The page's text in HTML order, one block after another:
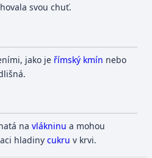
svou chuť.
jako je římský kmín nebo
navlákninu a mohou
hladinycukru v krvi.